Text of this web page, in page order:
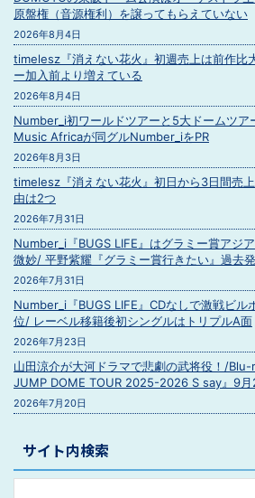
原盤権（音源権利）を譲ってもらえていない
2026年8月4日
timelesz『消えない花火』初週売上は前作比
ー加入前より増えている
2026年8月4日
Number_i初ワールドツアーと5大ドームツ
Music Africaが同グルNumber_iをPR
2026年8月3日
timelesz『消えない花火』初日から3日間売
由は2つ
2026年7月31日
Number_i『BUGS LIFE』はグラミー賞アジ
微妙/ 平野紫耀『グラミー賞行きたい』過去
2026年7月31日
Number_i『BUGS LIFE』CDなしで激戦ビル
位/ レーベル移籍後初シングルはトリプルA面
2026年7月23日
山田涼介が大河ドラマで悲劇の武将役！/
JUMP DOME TOUR 2025-2026 S say』9月
2026年7月20日
サイト内検索